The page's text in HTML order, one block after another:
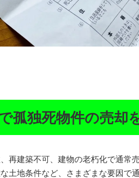
孤独死物件の売却
再建築不可、建物の老朽化で通常
土地条件など、さまざまな要因で